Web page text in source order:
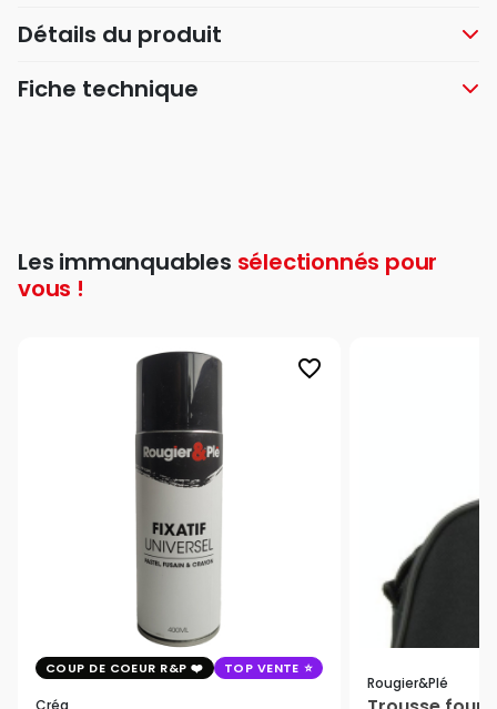
Détails du produit
Fiche technique
Les immanquables sélectionnés pour
vous !
favorite_border
COUP DE COEUR R&P TOP VENTE
Rougier&plé